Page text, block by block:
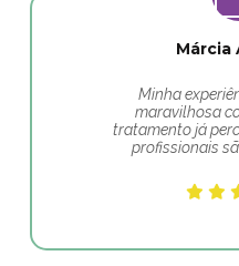
Márcia
Minha
maravilhosa
tratamento já
profissionais